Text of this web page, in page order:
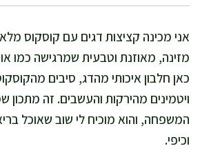
אני מכינה קציצות דגים עם קוסקוס
מזינה, מאוזנת וטבעית שמרגישה כמו
כאן חלבון איכותי מהדג, סיבים
ויטמינים מהירקות והעשבים. זה מתכון
המשפחה, והוא מוכיח לי שוב שאוכל
וכיפי.